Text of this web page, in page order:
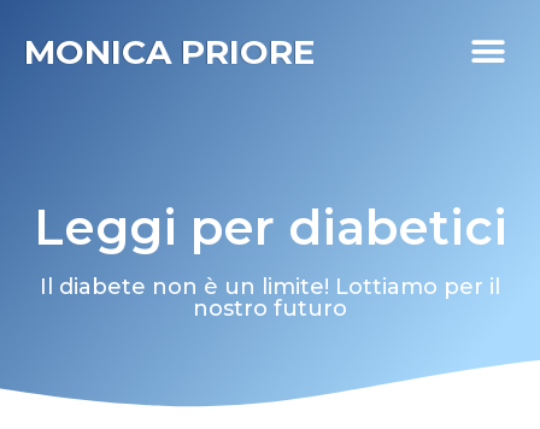
MONICA PRIORE
Leggi per diabetici
Il diabete non è un limite! Lottiamo per il
nostro futuro